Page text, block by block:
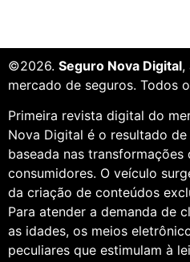
©2026. Seguro Nova Digital,
mercado de seguros. Todos
Primeira revista digital do
Nova Digital é o resultado
baseada nas
consumidores. O veículo
da criação de conteúdos
Para atender a demanda de
as idades, os meios
peculiares que estimulam à